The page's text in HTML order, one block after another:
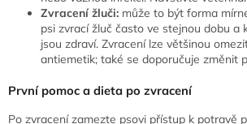
Zvracení žluči: může to být forma
psi zvrací žluč často ve stejnou dobu a
jsou zdraví. Zvracení lze většinou
antiemetik; také se doporučuje změnit
První pomoc a dieta po zvracení
Po zvracení zamezte psovi přístup k potravě